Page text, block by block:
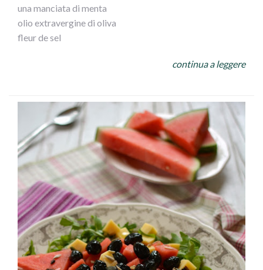
una manciata di menta
olio extravergine di oliva
fleur de sel
ottenere delle ciotoline.
Monda e affetta a velo i cipollotti, sbuccia e cubetta il
cetriolo, riduci la feta a dadini e le olive a listarelle.
Spezzetta le erbe con le mani e mescola il tutto in una
grande insalatiera. Condisci con olio e sale e lascia
riposare un po’.
Al momento di servire, distribuisci l’insalata nelle
coppette di pomodoro.
continua a leggere